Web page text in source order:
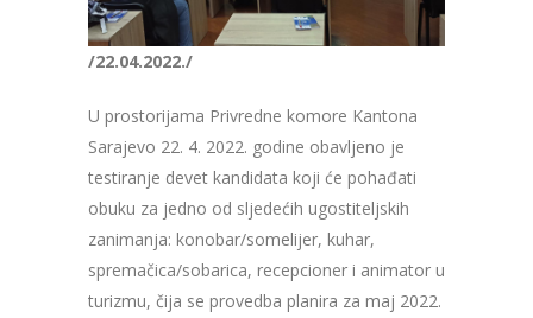
/22.04.2022./
U prostorijama Privredne komore Kantona
Sarajevo 22. 4. 2022. godine obavljeno je
testiranje devet kandidata koji će pohađati
obuku za jedno od sljedećih ugostiteljskih
zanimanja: konobar/somelijer, kuhar,
spremačica/sobarica, recepcioner i animator u
turizmu, čija se provedba planira za maj 2022.